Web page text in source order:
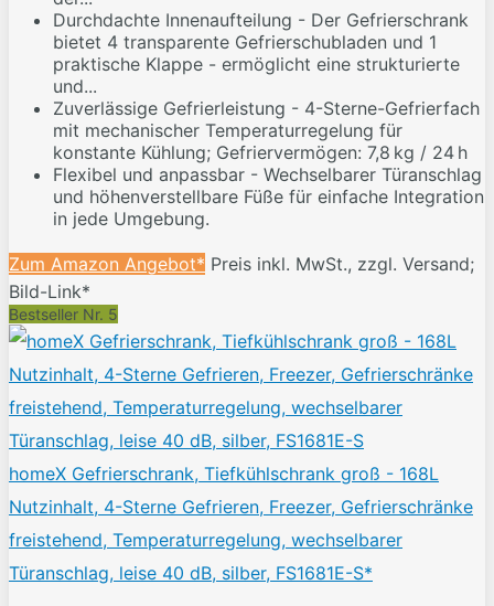
Durchdachte Innenaufteilung - Der Gefrierschrank
bietet 4 transparente Gefrierschubladen und 1
praktische Klappe - ermöglicht eine strukturierte
und...
Zuverlässige Gefrierleistung - 4-Sterne-Gefrierfach
mit mechanischer Temperaturregelung für
konstante Kühlung; Gefriervermögen: 7,8 kg / 24 h
Flexibel und anpassbar - Wechselbarer Türanschlag
und höhenverstellbare Füße für einfache Integration
in jede Umgebung.
Zum Amazon Angebot* Preis inkl. MwSt., zzgl. Versand;
Bild-Link*
Bestseller Nr. 5
homeX Gefrierschrank, Tiefkühlschrank groß - 168L
Nutzinhalt, 4-Sterne Gefrieren, Freezer, Gefrierschränke
freistehend, Temperaturregelung, wechselbarer
Türanschlag, leise 40 dB, silber, FS1681E-S*